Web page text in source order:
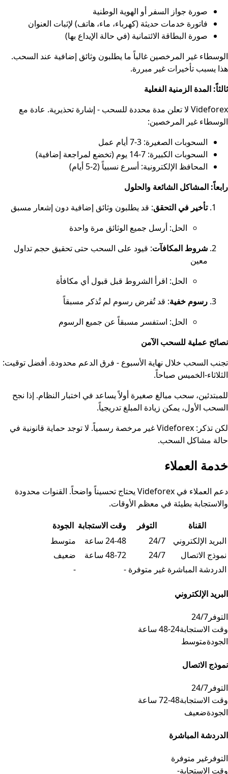
صورة جواز السفر أو الهوية الوطنية
فاتورة خدمات حديثة (كهرباء، ماء، هاتف) لإثبات العنوان
صورة البطاقة الائتمانية (في حالة الإيداع بها)
الوسطاء غير المرخصين غالباً ما يطلبون وثائق إضافية عند السحب.
هذا يسبب تأخيرات غير مبررة.
ثالثاً: المدة الزمنية الفعلية
Videforex لا تعلن مدة محددة للسحب - إشارة تحذيرية. عادة مع
الوسطاء غير المرخصين:
السحوبات الصغيرة: 3-7 أيام عمل
السحوبات الكبيرة: 7-14 يوم (تخضع لمراجعة إضافية)
المحافظ الإلكترونية: أسرع نسبياً (2-5 أيام)
رابعاً: المشاكل الشائعة والحلول
تأخير في التحقق: قد يطلبون وثائق إضافية دون إشعار مسبق
الحل: أرسل جميع الوثائق مرة واحدة
شروط المكافآت: قيود على السحب حتى تحقيق حجم تداول
معين
الحل: اقرأ الشروط قبل قبول أي مكافأة
رسوم خفية: قد تُفرض رسوم لم تُذكر مسبقاً
الحل: استفسر مسبقاً عن جميع الرسوم
نصائح عملية للسحب الآمن
تجنب السحب خلال نهاية الأسبوع - فرق الدعم محدودة. أفضل توقيت:
الثلاثاء-الخميس صباحاً.
للمبتدئين، سحب مبالغ صغيرة أولاً يساعد في اختبار النظام. إذا نجح
السحب الأول، يمكن زيادة المبلغ تدريجياً.
لكن تذكر: Videforex غير مرخصة رسمياً. لا توجد حماية قانونية في
حالة مشاكل السحب.
خدمة العملاء
دعم العملاء في Videforex يحتاج تحسيناً واضحاً. القنوات محدودة
والاستجابة بطيئة في معظم الأوقات.
جدول البيانات
القناة التوفر وقت الاستجابة الجودة
البريد الإلكتروني
24/7 24-48 ساعة
متوسط
نموذج الاتصال
24/7 48-72 ساعة
ضعيف
الدردشة المباشرة غير متوفرة -
-
البريد الإلكتروني
التوفر24/7
وقت الاستجابة24-48 ساعة
الجودةمتوسط
نموذج الاتصال
التوفر 24/7
وقت الاستجابة48-72 ساعة
الجودةضعيف
الدردشة المباشرة
التوفرغير متوفرة
وقت الاستجابة-